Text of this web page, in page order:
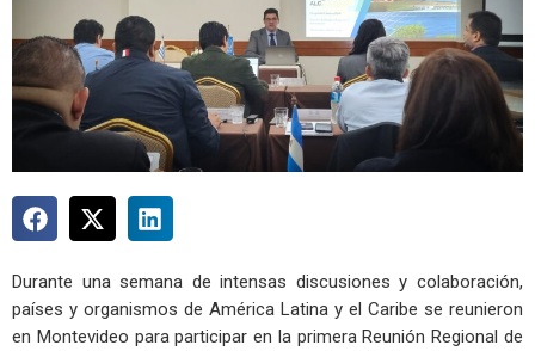
Durante una semana de intensas discusiones y colaboración,
países y organismos de América Latina y el Caribe se reunieron
en Montevideo para participar en la primera Reunión Regional de